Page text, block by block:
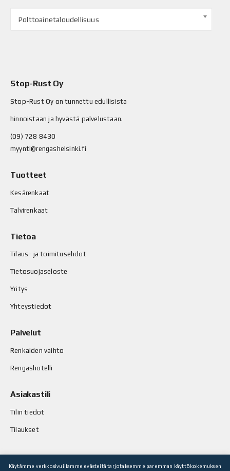
Polttoainetaloudellisuus
Stop-Rust Oy
Stop-Rust Oy on tunnettu edullisista
hinnoistaan ja hyvästä palvelustaan.
(09) 728 8430
myynti@rengashelsinki.fi
Tuotteet
Kesärenkaat
Talvirenkaat
Tietoa
Tilaus- ja toimitusehdot
Tietosuojaseloste
Yritys
Yhteystiedot
Palvelut
Renkaiden vaihto
Rengashotelli
Asiakastili
Tilin tiedot
Tilaukset
Käytämme verkkosivuillamme evästeitä tarjotaksemme paremman käyttökokemuksen